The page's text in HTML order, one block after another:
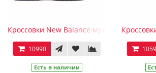
Кроссовки New Balance мужские Синие
10990
Есть в наличии